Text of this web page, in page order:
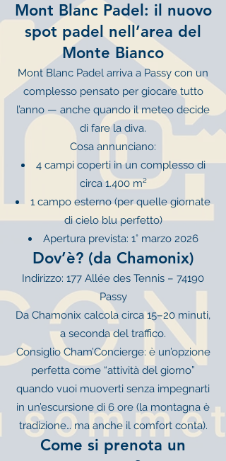
Mont Blanc Padel: il nuovo
spot padel nell’area del
Monte Bianco
Mont Blanc Padel arriva a Passy con un
complesso pensato per giocare tutto
l’anno — anche quando il meteo decide
di fare la diva.
Cosa annunciano:
4 campi coperti in un complesso di
circa 1.400 m²
1 campo esterno (per quelle giornate
di cielo blu perfetto)
Apertura prevista: 1° marzo 2026
Dov’è? (da Chamonix)
Indirizzo: 177 Allée des Tennis – 74190
Passy
Da Chamonix calcola circa 15–20 minuti,
a seconda del traffico.
Consiglio Cham’Concierge: è un’opzione
perfetta come “attività del giorno”
quando vuoi muoverti senza impegnarti
in un’escursione di 6 ore (la montagna è
tradizione… ma anche il comfort conta).
Come si prenota un